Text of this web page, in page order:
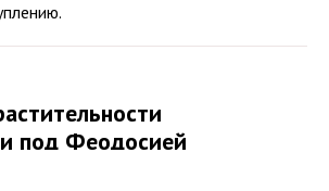
под Феодосией